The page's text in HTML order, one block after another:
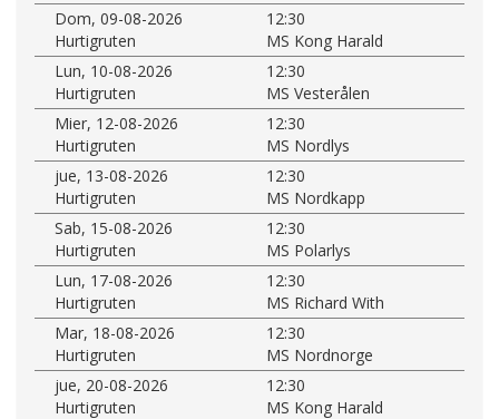
Dom, 09-08-2026
12:30
Hurtigruten
MS Kong Harald
Lun, 10-08-2026
12:30
Hurtigruten
MS Vesterålen
Mier, 12-08-2026
12:30
Hurtigruten
MS Nordlys
jue, 13-08-2026
12:30
Hurtigruten
MS Nordkapp
Sab, 15-08-2026
12:30
Hurtigruten
MS Polarlys
Lun, 17-08-2026
12:30
Hurtigruten
MS Richard With
Mar, 18-08-2026
12:30
Hurtigruten
MS Nordnorge
jue, 20-08-2026
12:30
Hurtigruten
MS Kong Harald